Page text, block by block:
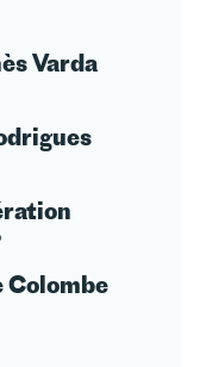
Varda
Colombe